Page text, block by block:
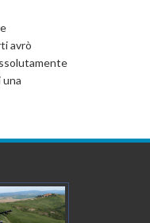
avrò
una